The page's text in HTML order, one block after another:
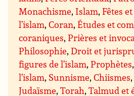
Monachisme, Islam,Fêtes
l’islam,Coran,Études et
coraniques,Prières et
Philosophie,Droit et
figures de l’islam,Prophètes
l’islam, Sunnisme,Chiismes,
Judaïsme,Torah,Talmud et